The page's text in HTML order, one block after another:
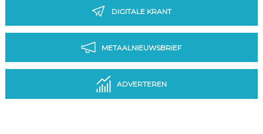
DIGITALE KRANT
METAALNIEUWSBRIEF
ADVERTEREN